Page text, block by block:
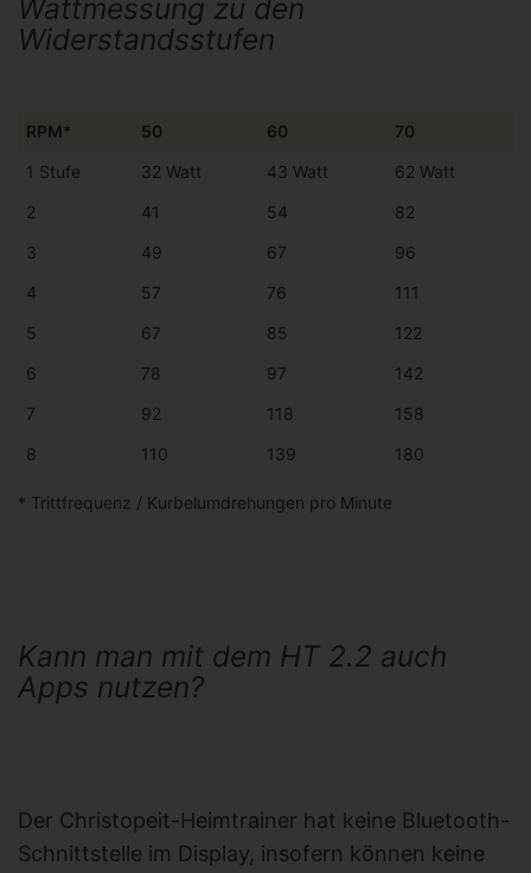
Wattmessung zu den
Widerstandsstufen
RPM* 50 60
70
1 Stufe
32 Watt 43 Watt
62 Watt
2
41 54
82
3
49 67
96
4
57 76
111
5
67 85
122
6
78 97
142
7
92 118
158
8
110 139 180
* Trittfrequenz / Kurbelumdrehungen pro Minute
Kann man mit dem HT 2.2 auch
Apps nutzen?
Der Christopeit-Heimtrainer hat keine Bluetooth-
Schnittstelle im Display, insofern können keine